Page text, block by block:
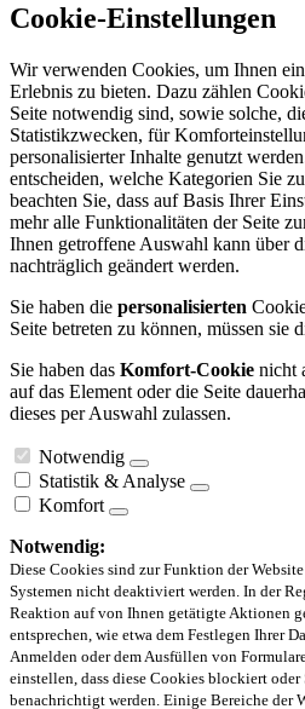
Cookie-Einstellungen
Wir verwenden Cookies, um Ihnen
Erlebnis zu bieten. Dazu zählen
Seite notwendig sind, sowie solche,
Statistikzwecken, für
personalisierter Inhalte genutzt
entscheiden, welche Kategorien Sie
beachten Sie, dass auf Basis Ihrer
mehr alle Funktionalitäten der Seite
Ihnen getroffene Auswahl kann über
nachträglich geändert werden.
Sie haben die personalisierten
Seite betreten zu können, müssen sie
Sie haben das Komfort-Cookie nicht
auf das Element oder die Seite
dieses per Auswahl zulassen.
Notwendig
Statistik & Analyse
Komfort
Notwendig:
Diese Cookies sind zur Funktion der
Systemen nicht deaktiviert werden. In der
Reaktion auf von Ihnen getätigte Aktionen
entsprechen, wie etwa dem Festlegen Ihrer
Anmelden oder dem Ausfüllen von
einstellen, dass diese Cookies blockiert oder
benachrichtigt werden. Einige Bereiche der